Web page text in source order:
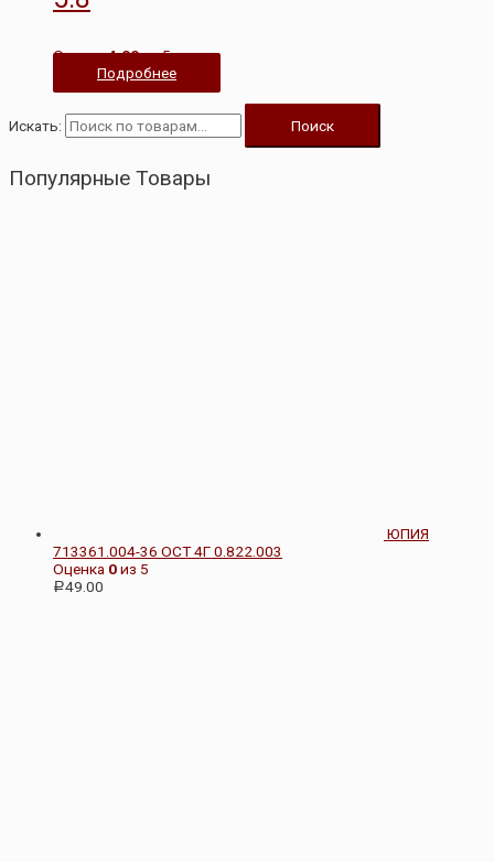
Оценка4.00из 5
Подробнее
Искать: Поиск
Популярные Товары
ЮПИЯ
713361.004-36 ОСТ 4Г 0.822.003
Оценка 0из 5
Р49.00